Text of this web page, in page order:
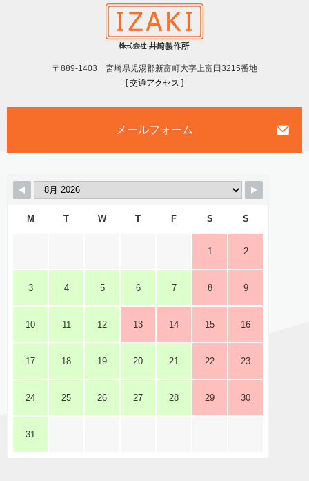
〒889-1403 宮崎県児湯郡新富町大字上富田3215番地
[交通アクセス ]
メールフォーム
M T W T F S S
1 2
3 4 5 6 7 8 9
10 11 12 13 14 15 16
17 18 19 20 21 22 23
24 25 26 27 28 29 30
31